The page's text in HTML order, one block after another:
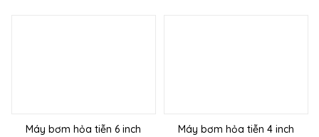
Máy bơm hỏa tiễn 6 inch
Máy bơm hỏa tiễn 4 inch